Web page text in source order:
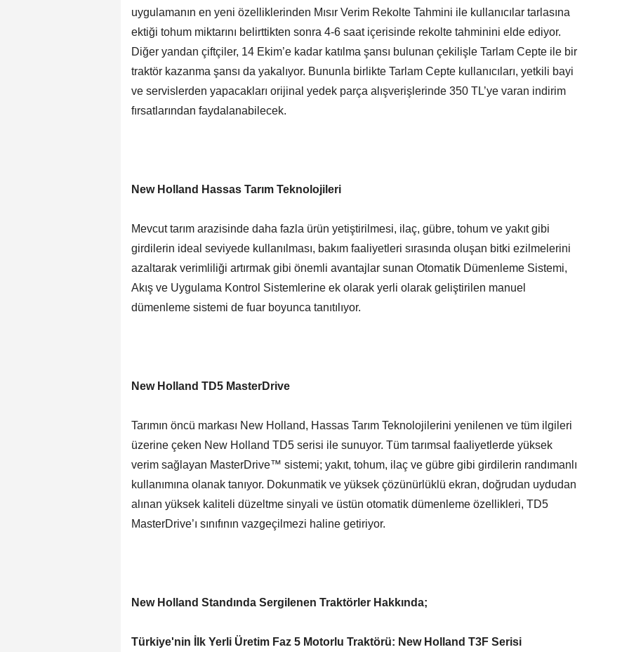
uygulamanın en yeni özelliklerinden Mısır Verim Rekolte Tahmini ile kullanıcılar tarlasına
ektiği tohum miktarını belirttikten sonra 4-6 saat içerisinde rekolte tahminini elde ediyor.
Diğer yandan çiftçiler, 14 Ekim’e kadar katılma şansı bulunan çekilişle Tarlam Cepte ile bir
traktör kazanma şansı da yakalıyor. Bununla birlikte Tarlam Cepte kullanıcıları, yetkili bayi
ve servislerden yapacakları orijinal yedek parça alışverişlerinde 350 TL’ye varan indirim
fırsatlarından faydalanabilecek.
New Holland Hassas Tarım Teknolojileri
Mevcut tarım arazisinde daha fazla ürün yetiştirilmesi, ilaç, gübre, tohum ve yakıt gibi
girdilerin ideal seviyede kullanılması, bakım faaliyetleri sırasında oluşan bitki ezilmelerini
azaltarak verimliliği artırmak gibi önemli avantajlar sunan Otomatik Dümenleme Sistemi,
Akış ve Uygulama Kontrol Sistemlerine ek olarak yerli olarak geliştirilen manuel
dümenleme sistemi de fuar boyunca tanıtılıyor.
New Holland TD5 MasterDrive
Tarımın öncü markası New Holland, Hassas Tarım Teknolojilerini yenilenen ve tüm ilgileri
üzerine çeken New Holland TD5 serisi ile sunuyor. Tüm tarımsal faaliyetlerde yüksek
verim sağlayan MasterDrive™ sistemi; yakıt, tohum, ilaç ve gübre gibi girdilerin randımanlı
kullanımına olanak tanıyor. Dokunmatik ve yüksek çözünürlüklü ekran, doğrudan uydudan
alınan yüksek kaliteli düzeltme sinyali ve üstün otomatik dümenleme özellikleri, TD5
MasterDrive’ı sınıfının vazgeçilmezi haline getiriyor.
New Holland Standında Sergilenen Traktörler Hakkında;
Türkiye'nin İlk Yerli Üretim Faz 5 Motorlu Traktörü: New Holland T3F Serisi